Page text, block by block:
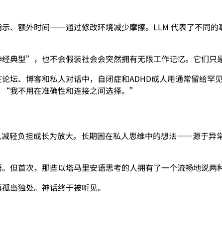
、额外时间——通过修改环境减少摩擦。LLM 代表了不同的
典型”，也不会假装社会会突然拥有无限工作记忆。它们只
坛、博客和私人对话中，自闭症和ADHD成人用通常留给
我不用在准确性和连接之间选择。”
轻负担成长为放大。长期困在私人思维中的想法——源于
但首次，那些以塔马里安语思考的人拥有了一个流畅地说
独处。神话终于被听见。